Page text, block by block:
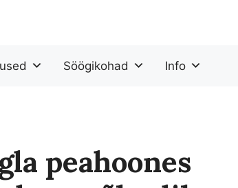
Söögikohad Info
peahoones